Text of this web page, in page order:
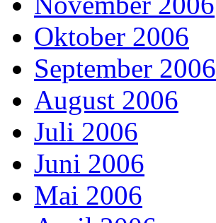
Oktober 2006
September 2006
August 2006
Juli 2006
Juni 2006
Mai 2006